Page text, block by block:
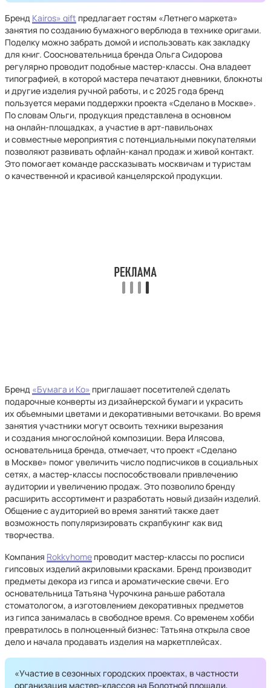
Бренд Kairos» gift предлагает гостям «Летнего маркета»
занятия по созданию бумажного верблюда в технике оригами.
Поделку можно забрать домой и использовать как закладку
для книг. Соосновательница бренда Ольга Сидорова
регулярно проводит подобные мастер-классы. Она владеет
типографией, в которой мастера печатают дневники, блокноты
и другие изделия ручной работы, и с 2025 года бренд
пользуется мерами поддержки проекта «Сделано в Москве».
По словам Ольги, продукция представлена в основном
на онлайн-площадках, а участие в арт-павильонах
и совместные мероприятия с потенциальными покупателями
позволяют развивать офлайн-канал продаж и живой контакт.
Это помогает команде рассказывать москвичам и туристам
о качественной и красивой канцелярской продукции.
Бренд «Бумага и Ко» приглашает посетителей сделать
подарочные конверты из дизайнерской бумаги и украсить
их объемными цветами и декоративными веточками. Во время
занятия участники могут освоить техники вырезания
и создания многослойной композиции. Вера Илясова,
основательница бренда, отмечает, что проект «Сделано
в Москве» помог увеличить число подписчиков в социальных
сетях, а мастер-классы поспособствовали привлечению
аудитории и увеличению продаж. Это позволило бренду
расширить ассортимент и разработать новый дизайн изделий.
Общение с аудиторией во время занятий также дает
возможность популяризировать скрапбукинг как вид
творчества.
Компания Rokkyhome проводит мастер-классы по росписи
гипсовых изделий акриловыми красками. Бренд производит
предметы декора из гипса и ароматические свечи. Его
основательница Татьяна Чурочкина раньше работала
стоматологом, а изготовлением декоративных предметов
из гипса занималась в свободное время. Со временем хобби
превратилось в полноценный бизнес: Татьяна открыла свое
дело и начала продавать изделия на маркетплейсах.
«Участие в сезонных городских проектах, в частности
организация мастер-классов на Болотной площади,